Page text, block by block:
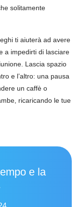
solitamente
ti aiuterà ad avere
a impedirti di lasciare
Lascia spazio
e l’altro: una pausa
un caffè o
ricaricando le tue
e la